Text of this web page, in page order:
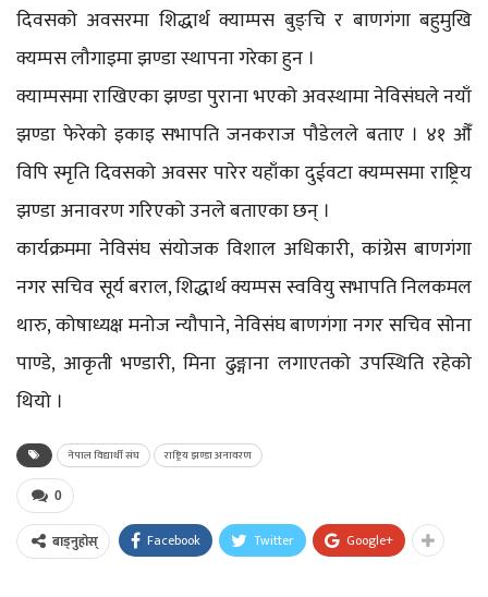
दिवसको अवसरमा शिद्धार्थ क्याम्पस बुङ्चि र बाणगंगा बहुमुखि
क्यम्पस लौगाइमा झण्डा स्थापना गरेका हुन ।
क्याम्पसमा राखिएका झण्डा पुराना भएको अवस्थामा नेविसंघले नयाँ
झण्डा फेरेको इकाइ सभापति जनकराज पौडेलले बताए । ४१ औँ
विपि स्मृति दिवसको अवसर पारेर यहाँका दुईवटा क्यम्पसमा राष्ट्रिय
झण्डा अनावरण गरिएको उनले बताएका छन् ।
कार्यक्रममा नेविसंघ संयोजक विशाल अधिकारी, कांग्रेस बाणगंगा
नगर सचिव सूर्य बराल, शिद्धार्थ क्यम्पस स्ववियु सभापति निलकमल
थारु, कोषाध्यक्ष मनोज न्यौपाने, नेविसंघ बाणगंगा नगर सचिव सोना
पाण्डे, आकृती भण्डारी, मिना ढुङ्गाना लगाएतको उपस्थिति रहेको
थियो ।
नेपाल विद्यार्थी संघ राष्ट्रिय झण्डा अनावरण
0
बाड्नुहोस् Facebook Twitter Google+